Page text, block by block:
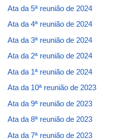
Ata da 5ª reunião de 2024
Ata da 4ª reunião de 2024
Ata da 3ª reunião de 2024
Ata da 2ª reunião de 2024
Ata da 1ª reunião de 2024
Ata da 10ª reunião de 2023
Ata da 9ª reunião de 2023
Ata da 8ª reunião de 2023
Ata da 7ª reunião de 2023